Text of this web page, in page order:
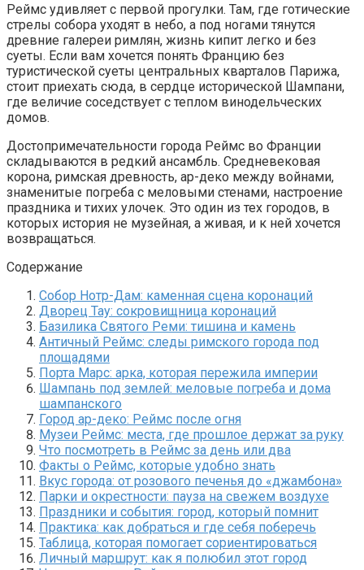
Реймс удивляет с первой прогулки. Там, где готические
стрелы собора уходят в небо, а под ногами тянутся
древние галереи римлян, жизнь кипит легко и без
суеты. Если вам хочется понять Францию без
туристической суеты центральных кварталов Парижа,
стоит приехать сюда, в сердце исторической Шампани,
где величие соседствует с теплом винодельческих
домов.
Достопримечательности города Реймс во Франции
складываются в редкий ансамбль. Средневековая
корона, римская древность, ар-деко между войнами,
знаменитые погреба с меловыми стенами, настроение
праздника и тихих улочек. Это один из тех городов, в
которых история не музейная, а живая, и к ней хочется
возвращаться.
Содержание
Собор Нотр-Дам: каменная сцена коронаций
Дворец Тау: сокровищница коронаций
Базилика Святого Реми: тишина и камень
Античный Реймс: следы римского города под
площадями
Порта Марс: арка, которая пережила империи
Шампань под землей: меловые погреба и дома
шампанского
Город ар-деко: Реймс после огня
Музеи Реймс: места, где прошлое держат за руку
Что посмотреть в Реймс за день или два
Факты о Реймс, которые удобно знать
Вкус города: от розового печенья до «джамбона»
Парки и окрестности: пауза на свежем воздухе
Праздники и события: город, который помнит
Практика: как добраться и где себя поберечь
Таблица, которая помогает сориентироваться
Личный маршрут: как я полюбил этот город